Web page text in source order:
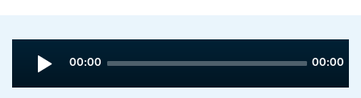
Player
Current
00:00
Total
00:00